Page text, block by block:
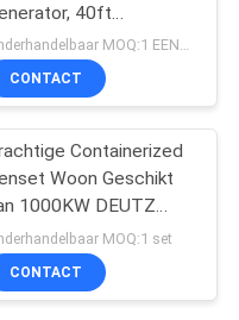
32
24
40ft
Diesel
Onderhandelbaar MOQ:1 EENHEID
CONTACT
Containerized
Woon Geschikt
1000KW DEUTZ
Bouw
MOQ:1 set
CONTACT